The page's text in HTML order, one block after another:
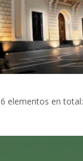
6 elementos en total: